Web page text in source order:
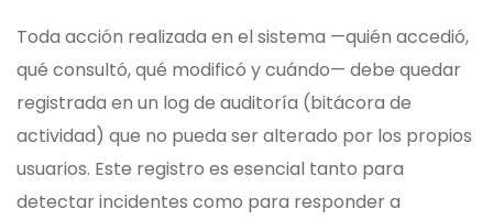
Toda acción realizada en el sistema —quién accedió,
qué consultó, qué modificó y cuándo— debe quedar
registrada en un log de auditoría (bitácora de
actividad) que no pueda ser alterado por los propios
usuarios. Este registro es esencial tanto para
detectar incidentes como para responder a